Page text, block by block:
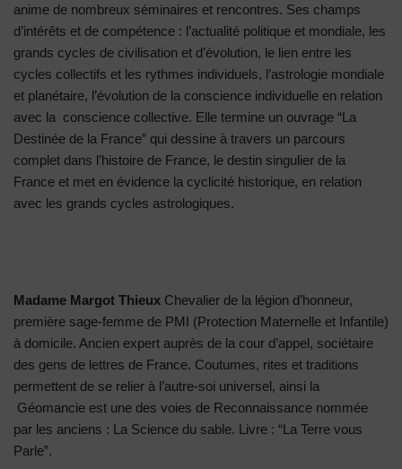
anime de nombreux séminaires et rencontres. Ses champs
d’intérêts et de compétence : l’actualité politique et mondiale, les
grands cycles de civilisation et d’évolution, le lien entre les
cycles collectifs et les rythmes individuels, l’astrologie mondiale
et planétaire, l’évolution de la conscience individuelle en relation
avec la conscience collective. Elle termine un ouvrage “La
Destinée de la France” qui dessine à travers un parcours
complet dans l’histoire de France, le destin singulier de la
France et met en évidence la cyclicité historique, en relation
avec les grands cycles astrologiques.
Madame Margot Thieux Chevalier de la légion d’honneur,
première sage-femme de PMI (Protection Maternelle et Infantile)
à domicile. Ancien expert auprès de la cour d’appel, sociétaire
des gens de lettres de France. Coutumes, rites et traditions
permettent de se relier à l’autre-soi universel, ainsi la
Géomancie est une des voies de Reconnaissance nommée
par les anciens : La Science du sable. Livre : “La Terre vous
Parle”.